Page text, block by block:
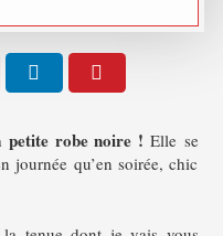
petite robe noire ! Elle se
journée qu’en soirée, chic